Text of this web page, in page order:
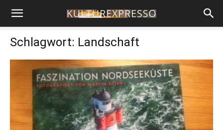
Schlagwort: Landschaft